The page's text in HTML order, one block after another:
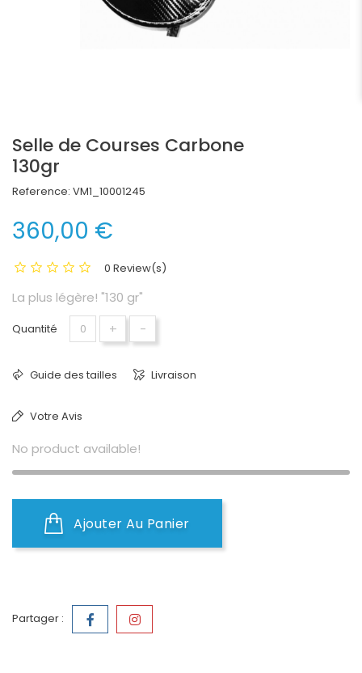
Selle de Courses Carbone
130gr
Reference: VM1_10001245
360,00 €
0 Review(s)
La plus légère! "130 gr"
Quantité + -
Guide des tailles Livraison
Votre Avis
No product available!
Ajouter Au Panier
Partager :